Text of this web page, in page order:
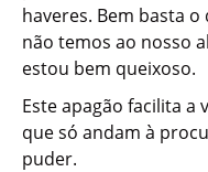
haveres. Bem basta
não temos ao nosso
estou bem queixoso.
Este apagão facilita a
que só andam à
puder.